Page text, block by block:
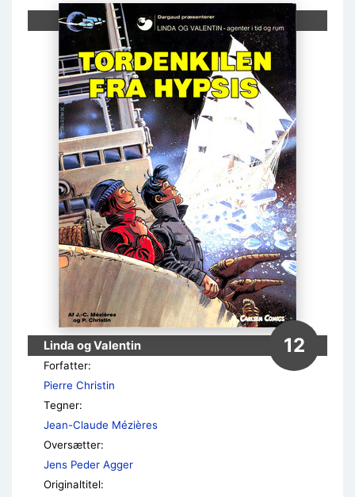
Linda og Valentin 12
Forfatter:
Pierre Christin
Tegner:
Jean-Claude Mézières
Oversætter:
Jens Peder Agger
Originaltitel: